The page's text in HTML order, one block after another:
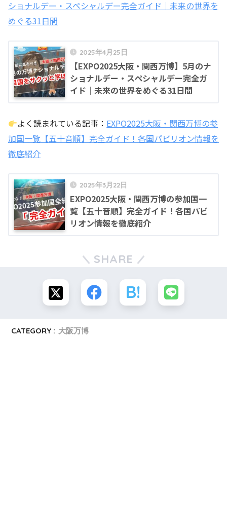
ショナルデー・スペシャルデー完全ガイド｜未来の世界を
めぐる31日間
2025年4月25日
【EXPO2025大阪・関西万博】5月のナ
ショナルデー・スペシャルデー完全ガ
イド｜未来の世界をめぐる31日間
よく読まれている記事： EXPO2025大阪・関西万博の参
加国一覧【五十音順】完全ガイド！各国パビリオン情報を
徹底紹介
2025年3月22日
EXPO2025大阪・関西万博の参加国一
覧【五十音順】完全ガイド！各国パビ
リオン情報を徹底紹介
SHARE
CATEGORY : 大阪万博